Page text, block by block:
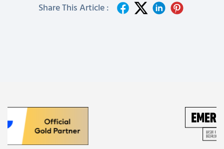
Share This Article :